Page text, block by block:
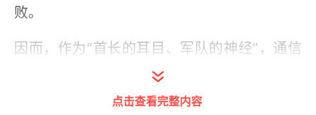
败。
因而，作为“首长的耳目、军队的神经”，通信
兵必须随时、随地构建起通信网络，时刻关注
着通联情况，保障信息在各个点位间快速有效
点击查看完整内容